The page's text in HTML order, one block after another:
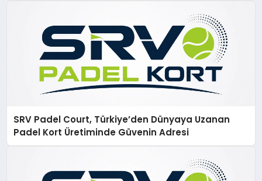
SRV Padel Court, Türkiye’den Dünyaya Uzanan
Padel Kort Üretiminde Güvenin Adresi